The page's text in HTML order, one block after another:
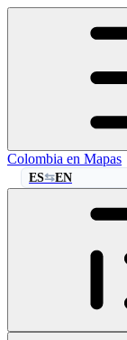
Colombia en Mapas
ES⇆EN